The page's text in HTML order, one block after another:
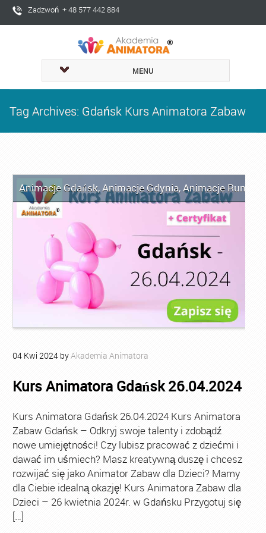
Zadzwoń + 48 577 442 884
MENU
Tag Archives: Gdańsk Kurs Animatora Zabaw
Animacje Gdańsk,Animacje Gdynia,Animacje Rumia
04 Kwi 2024 byAkademia Animatora
Kurs Animatora Gdańsk 26.04.2024
Kurs Animatora Gdańsk 26.04.2024 Kurs Animatora
Zabaw Gdańsk – Odkryj swoje talenty i zdobądź
nowe umiejętności! Czy lubisz pracować z dziećmi i
dawać im uśmiech? Masz kreatywną duszę i chcesz
rozwijać się jako Animator Zabaw dla Dzieci? Mamy
dla Ciebie idealną okazję! Kurs Animatora Zabaw dla
Dzieci – 26 kwietnia 2024r. w Gdańsku Przygotuj się
[…]